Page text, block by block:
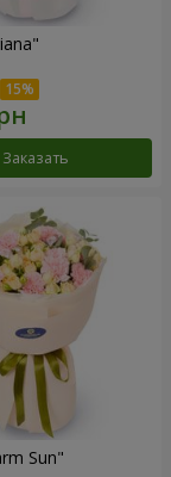
Заказать
Sun"